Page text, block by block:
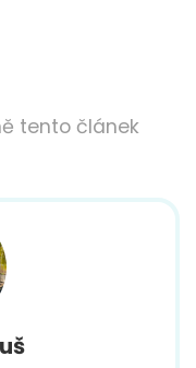
tento článek